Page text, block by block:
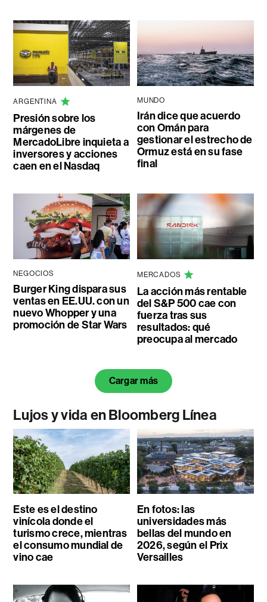
ARGENTINA
Presión sobre los
márgenes de
MercadoLibre inquieta a
inversores y acciones
caen en el Nasdaq
MUNDO
Irán dice que acuerdo
con Omán para
gestionar el estrecho de
Ormuz está en su fase
final
NEGOCIOS
Burger King dispara sus
ventas en EE.UU. con un
nuevo Whopper y una
promoción de Star Wars
MERCADOS
La acción más rentable
del S&P 500 cae con
fuerza tras sus
resultados: qué
preocupa al mercado
Cargar más
Lujos y vida en Bloomberg Línea
Este es el destino
vinícola donde el
turismo crece, mientras
el consumo mundial de
vino cae
En fotos: las
universidades más
bellas del mundo en
2026, según el Prix
Versailles